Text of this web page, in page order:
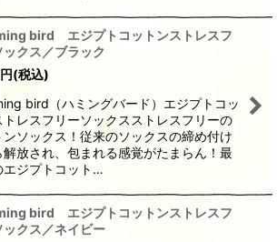
bird エジプトコットンストレスフ
ックス／ブラック
円(税込)
bird（ハミングバード）エジプトコッ
トレスフリーソックスストレスフリーの
ンソックス！従来のソックスの締め付け
解放され、包まれる感覚がたまらん！最
エジプトコット…
bird エジプトコットンストレスフ
ックス／ネイビー